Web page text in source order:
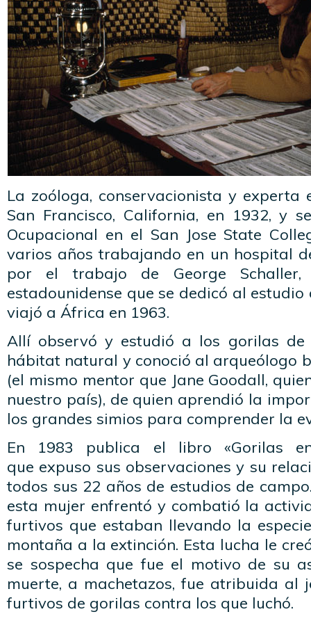
La zoóloga, conservacionista y experta
San Francisco, California, en 1932, y
Ocupacional en el San Jose State
varios años trabajando en un hospital
por el trabajo de George Schaller,
estadounidense que se dedicó al estudio
viajó a África en 1963.
Allí observó y estudió a los gorilas de
hábitat natural y conoció al arqueólogo
(el mismo mentor que Jane Goodall,
nuestro país), de quien aprendió la
los grandes simios para comprender la
En 1983 publica el libro «Gorilas
que expuso sus observaciones y su
todos sus 22 años de estudios de
esta mujer enfrentó y combatió la
furtivos que estaban llevando la
montaña a la extinción. Esta lucha le
se sospecha que fue el motivo de su
muerte, a machetazos, fue atribuida al
furtivos de gorilas contra los que luchó.